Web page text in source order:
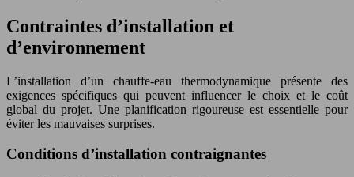
Contraintes d’installation et
d’environnement
L’installation d’un chauffe-eau thermodynamique présente des
exigences spécifiques qui peuvent influencer le choix et le coût
global du projet. Une planification rigoureuse est essentielle pour
éviter les mauvaises surprises.
Conditions d’installation contraignantes